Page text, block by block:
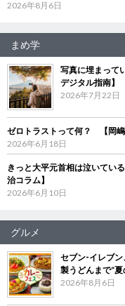
2026年8月6日
まめ学
写真に埋まって
デジタル指南】
2026年7月22日
ゼロトラストって何？ 【岡嶋
2026年6月18日
きっと大平元首相は泣いてい
治コラム】
2026年6月10日
グルメ
セブン‐イレブ
製うどんまで“
2026年8月6日